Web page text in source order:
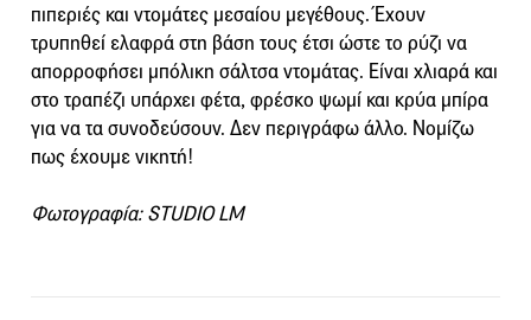
πιπεριές και ντομάτες μεσαίου μεγέθους. Έχουν
τρυπηθεί ελαφρά στη βάση τους έτσι ώστε το ρύζι να
απορροφήσει μπόλικη σάλτσα ντομάτας. Είναι χλιαρά και
στο τραπέζι υπάρχει φέτα, φρέσκο ψωμί και κρύα μπίρα
για να τα συνοδεύσουν. Δεν περιγράφω άλλο. Νομίζω
πως έχουμε νικητή!
Φωτογραφία: STUDIO LM